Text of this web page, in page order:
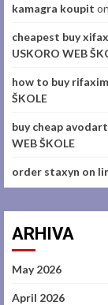
kamagra koupit on
cheapest buy
USKORO WEB
how to buy
ŠKOLE
buy cheap
WEB ŠKOLE
order staxyn on
ARHIVA
May 2026
April 2026